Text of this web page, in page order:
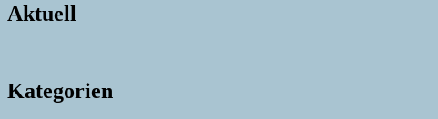
Aktuell
Kategorien